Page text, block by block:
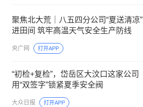
聚焦北大荒｜八五四分公司“夏送清凉”
进田间 筑牢高温天气安全生产防线
央广网 打开APP
“初检+复检”，岱岳区大汶口这家公司
用“双签字”锁紧夏季安全阀
大众日报 打开APP